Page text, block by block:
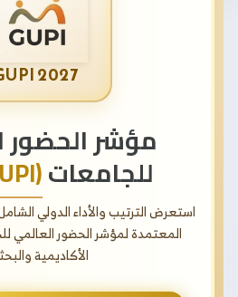
2027
مؤشر الحضور
للجامعات(GUPI) 2027
استعرض الترتيب والأداء الدولي
المعتمدة لمؤشر الحضور العالمي
الأكاديمية